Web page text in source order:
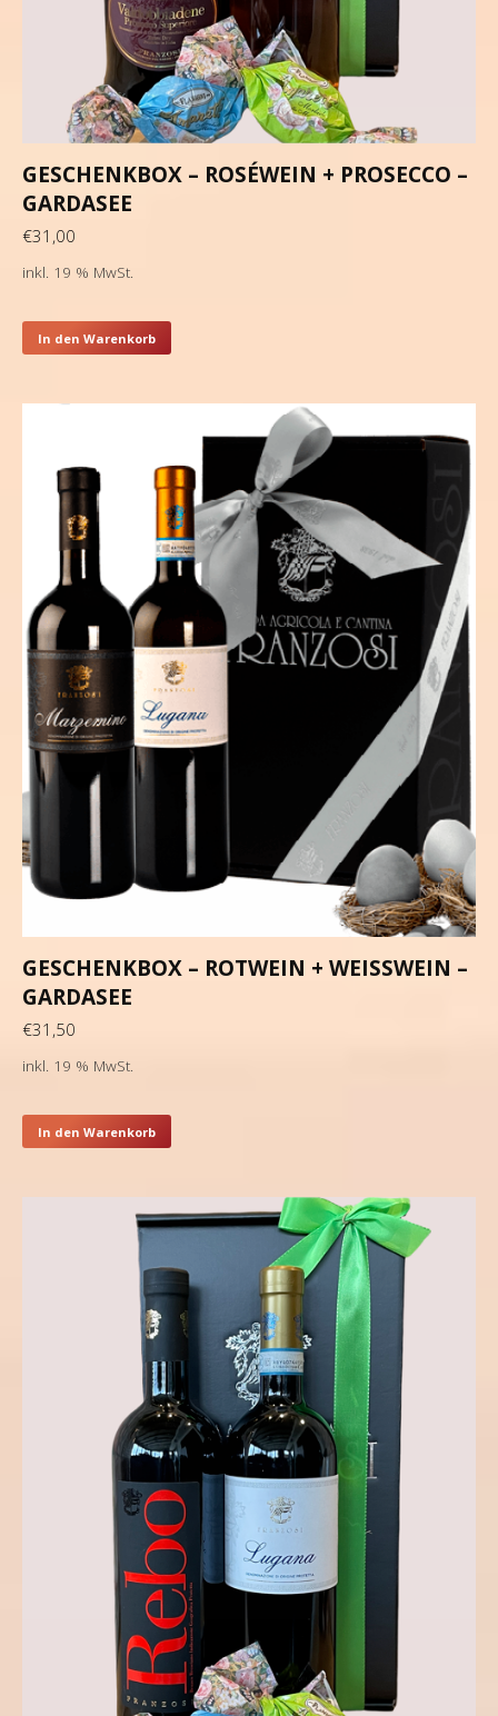
GESCHENKBOX – ROSÉWEIN + PROSECCO –
GARDASEE
€31,00
inkl. 19 % MwSt.
In den Warenkorb
GESCHENKBOX – ROTWEIN + WEISSWEIN –
GARDASEE
€31,50
inkl. 19 % MwSt.
In den Warenkorb